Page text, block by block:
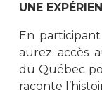
UNE
En
aurez accès
du Québec
raconte